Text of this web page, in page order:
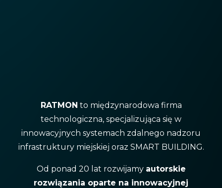
RATMON to międzynarodowa firma
technologiczna, specjalizująca się w
innowacyjnych systemach zdalnego nadzoru
infrastruktury miejskiej oraz SMART BUILDING.
Od ponad 20 lat rozwijamy autorskie
rozwiązania oparte na innowacyjnej